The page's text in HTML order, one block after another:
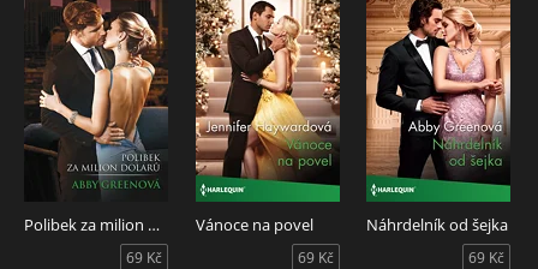
Polibek za milion dolarů
69 Kč
Vánoce na povel
69 Kč
Náhrdelník od šejka
69 Kč